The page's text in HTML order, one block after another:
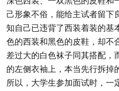
己形象不俗，能给主试者留下
知自己已违背了西装着装的基
色的西装和黑色的皮鞋，却不
差过大的白色袜子同其搭配，
的左侧衣袖上，本当先行拆掉
所以，大学生参加面试时，一